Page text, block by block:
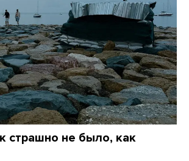
страшно не было, как